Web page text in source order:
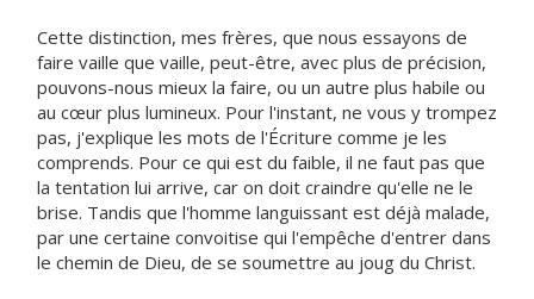
Cette distinction, mes frères, que nous essayons de
faire vaille que vaille, peut-être, avec plus de précision,
pouvons-nous mieux la faire, ou un autre plus habile ou
au cœur plus lumineux. Pour l'instant, ne vous y trompez
pas, j'explique les mots de l'Écriture comme je les
comprends. Pour ce qui est du faible, il ne faut pas que
la tentation lui arrive, car on doit craindre qu'elle ne le
brise. Tandis que l'homme languissant est déjà malade,
par une certaine convoitise qui l'empêche d'entrer dans
le chemin de Dieu, de se soumettre au joug du Christ.